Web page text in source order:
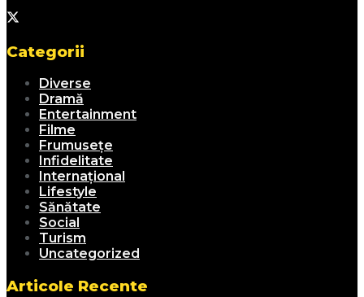
Categorii
Diverse
Dramă
Entertainment
Filme
Frumusețe
Infidelitate
Internațional
Lifestyle
Sănătate
Social
Turism
Uncategorized
Articole Recente